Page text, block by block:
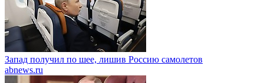
Запад получил по шее, лишив Россию самолетов
abnews.ru